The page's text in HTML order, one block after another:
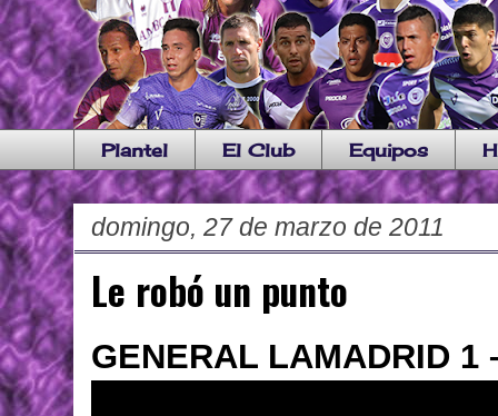
Plantel El Club Equipos
domingo, 27 de marzo de 2011
Le robó un punto
GENERAL LAMADRID 1